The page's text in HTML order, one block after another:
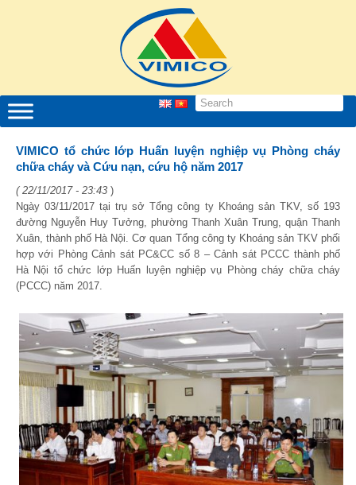
VIMICO tổ chức lớp Huấn luyện nghiệp vụ Phòng cháy
chữa cháy và Cứu nạn, cứu hộ năm 2017
( 22/11/2017 - 23:43 )
Ngày 03/11/2017 tại trụ sở Tổng công ty Khoáng sản TKV, số 193
đường Nguyễn Huy Tưởng, phường Thanh Xuân Trung, quận Thanh
Xuân, thành phố Hà Nội. Cơ quan Tổng công ty Khoáng sản TKV phối
hợp với Phòng Cảnh sát PC&CC số 8 – Cảnh sát PCCC thành phố
Hà Nội tổ chức lớp Huấn luyện nghiệp vụ Phòng cháy chữa cháy
(PCCC) năm 2017.